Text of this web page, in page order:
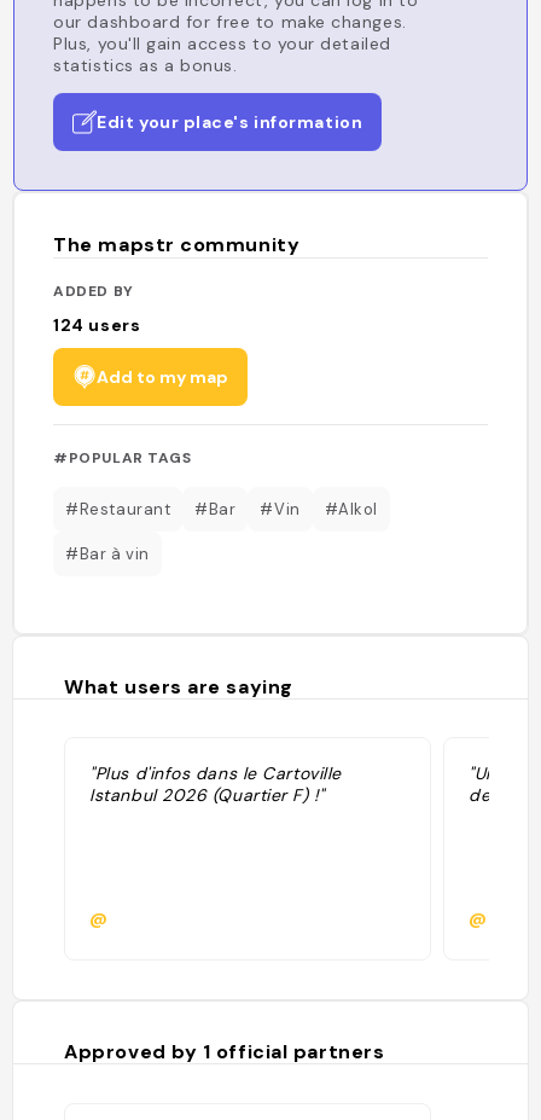
our dashboard for free to make changes.
Plus, you'll gain access to your detailed
statistics as a bonus.
Edit your place's information
The mapstr community
ADDED BY
124 users
Add to my map
#POPULAR TAGS
#Restaurant #Bar #Vin #Alkol
#Bar à vin
What users are saying
"Plus d'infos dans le Cartoville
Istanbul 2026 (Quartier F) !"
@
"Un
des
@
Approved by 1 official partners